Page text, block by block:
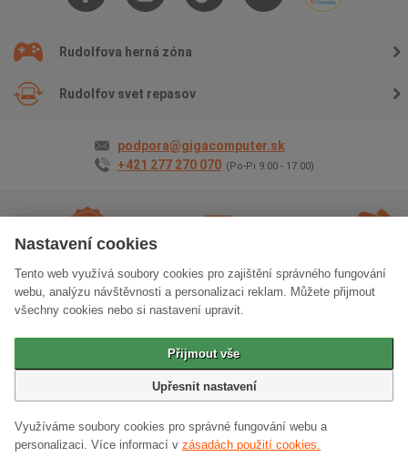
Nastavení cookies
Tento web využívá soubory cookies pro zajištění správného fungování
webu, analýzu návštěvnosti a personalizaci reklam. Můžete přijmout
všechny cookies nebo si nastavení upravit.
Přijmout vše
Upřesnit nastavení
Využíváme soubory cookies pro správné fungování webu a
personalizaci. Více informací v zásadách použití cookies.
Rudolfova herná zóna
Rudolfov svet repasov
podpora@gigacomputer.sk
+421 277 270 070 (Po-Pi 9.00 - 17.00)
2 roky záruky na
všetko
Doprava zadarmo
Osobný
odber
Klasická verzia stránok
© 2006 - 2026 GIGACOMPUTER a.s.